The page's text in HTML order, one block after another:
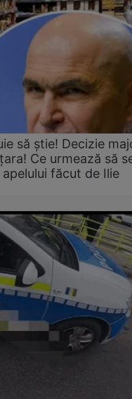
să știe! Decizie
Ce urmează să
făcut de Ilie